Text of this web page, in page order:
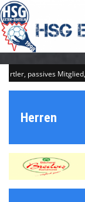
Spielbetrieb
passives Mitglied,
Herren